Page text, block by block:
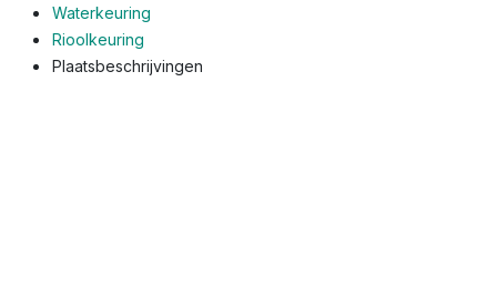
Waterkeuring
Rioolkeuring
Plaatsbeschrijvingen